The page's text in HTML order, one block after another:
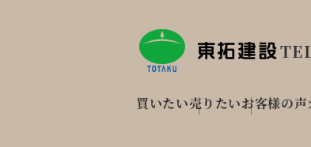
買いたい売りたいお客様の声